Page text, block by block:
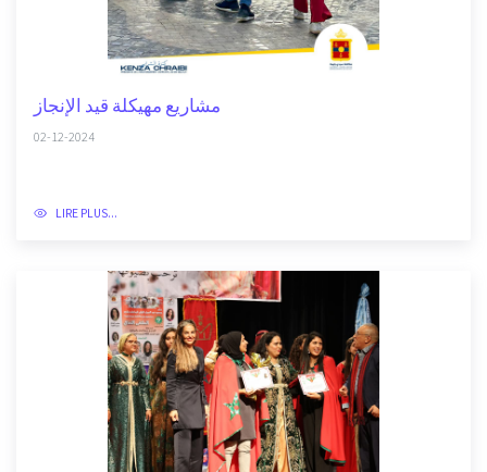
مشاريع مهيكلة قيد الإنجاز
02-12-2024
LIRE PLUS...